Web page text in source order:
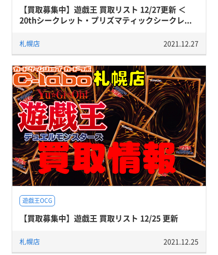
【買取募集中】遊戯王 買取リスト 12/27更新 ＜
20thシークレット・プリズマティックシークレ...
札幌店 2021.12.27
遊戯王OCG
【買取募集中】遊戯王 買取リスト 12/25 更新
札幌店 2021.12.25